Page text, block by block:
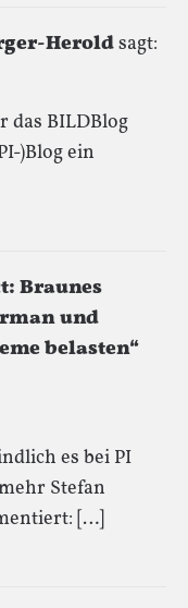
Heroldsagt:
das BILDBlog
)Blog ein
Braunes
und
belasten“
es bei PI
Stefan
[…]